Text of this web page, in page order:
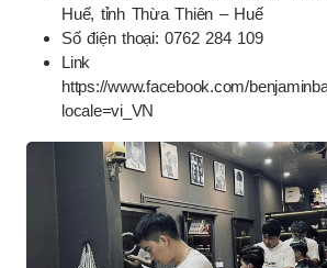
Huế, tỉnh Thừa Thiên – Huế
Số điện thoại: 0762 284 109
Link
https://www.facebook.com/
locale=vi_VN